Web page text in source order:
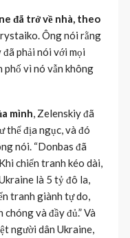
đã trở về nhà, theo
Ông nói rằng
phải nói với mọi
vì nó vẫn không
mình, Zelenskiy đã
thể địa ngục, và đó
nói. “Donbas đã
chiến tranh kéo dài,
là 5 tỷ đô la,
tranh giành tự do,
và đầy đủ.” Và
người dân Ukraine,